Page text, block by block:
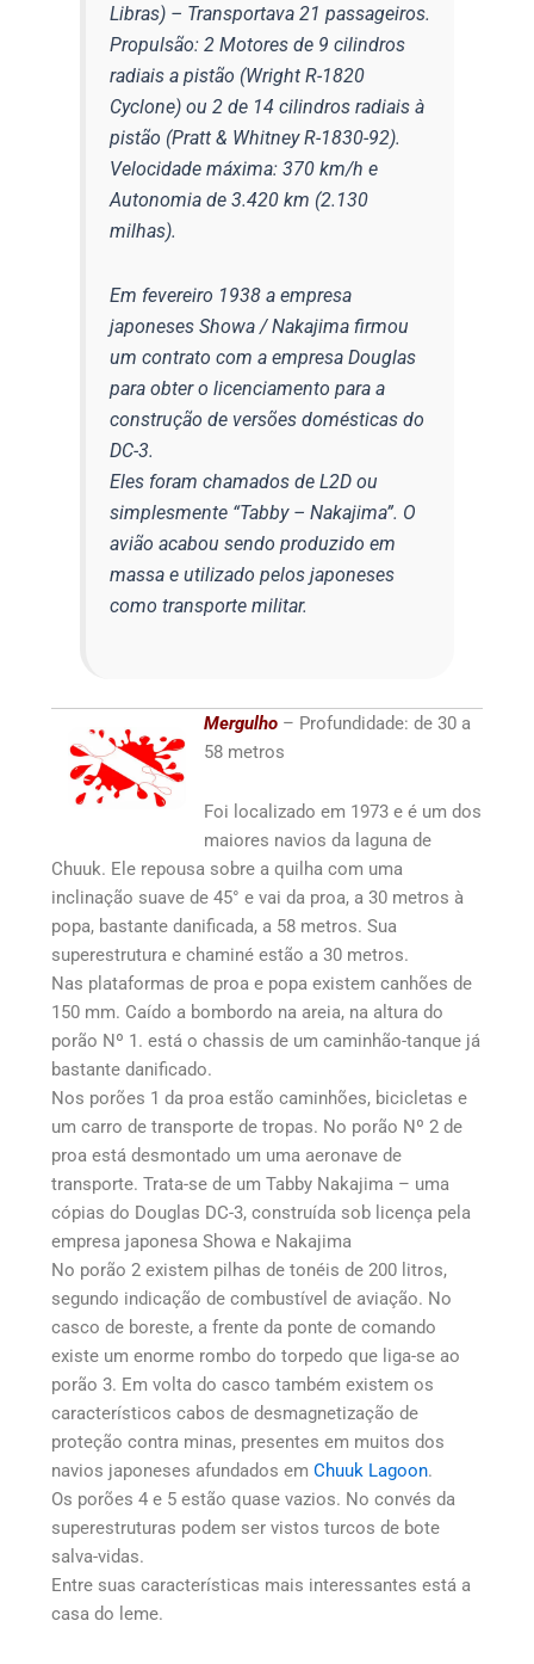
Libras) – Transportava 21 passageiros.
Propulsão: 2 Motores de 9 cilindros
radiais a pistão (Wright R-1820
Cyclone) ou 2 de 14 cilindros radiais à
pistão (Pratt & Whitney R-1830-92).
Velocidade máxima: 370 km/h e
Autonomia de 3.420 km (2.130
milhas).
Em fevereiro 1938 a empresa
japoneses Showa / Nakajima firmou
um contrato com a empresa Douglas
para obter o licenciamento para a
construção de versões domésticas do
DC-3.
Eles foram chamados de L2D ou
simplesmente “Tabby – Nakajima”. O
avião acabou sendo produzido em
massa e utilizado pelos japoneses
como transporte militar.
Mergulho– Profundidade: de 30 a
58 metros
Foi localizado em 1973 e é um dos
maiores navios da laguna de
Chuuk. Ele repousa sobre a quilha com uma
inclinação suave de 45° e vai da proa, a 30 metros à
popa, bastante danificada, a 58 metros. Sua
superestrutura e chaminé estão a 30 metros.
Nas plataformas de proa e popa existem canhões de
150 mm. Caído a bombordo na areia, na altura do
porão Nº 1. está o chassis de um caminhão-tanque já
bastante danificado.
Nos porões 1 da proa estão caminhões, bicicletas e
um carro de transporte de tropas. No porão Nº 2 de
proa está desmontado um uma aeronave de
transporte. Trata-se de um Tabby Nakajima – uma
cópias do Douglas DC-3, construída sob licença pela
empresa japonesa Showa e Nakajima
No porão 2 existem pilhas de tonéis de 200 litros,
segundo indicação de combustível de aviação. No
casco de boreste, a frente da ponte de comando
existe um enorme rombo do torpedo que liga-se ao
porão 3. Em volta do casco também existem os
característicos cabos de desmagnetização de
proteção contra minas, presentes em muitos dos
navios japoneses afundados em Chuuk Lagoon.
Os porões 4 e 5 estão quase vazios. No convés da
superestruturas podem ser vistos turcos de bote
salva-vidas.
Entre suas características mais interessantes está a
casa do leme.